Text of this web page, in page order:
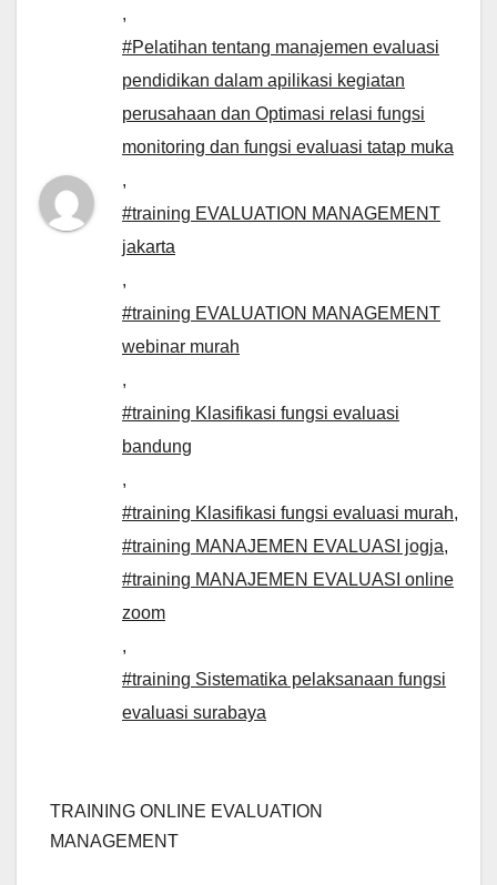
,
#Pelatihan tentang manajemen evaluasi
pendidikan dalam apilikasi kegiatan
perusahaan dan Optimasi relasi fungsi
monitoring dan fungsi evaluasi tatap muka
,
#training EVALUATION MANAGEMENT
jakarta
,
#training EVALUATION MANAGEMENT
webinar murah
,
#training Klasifikasi fungsi evaluasi
bandung
,
#training Klasifikasi fungsi evaluasi murah,
#training MANAJEMEN EVALUASI jogja,
#training MANAJEMEN EVALUASI online
zoom
,
#training Sistematika pelaksanaan fungsi
evaluasi surabaya
TRAINING ONLINE EVALUATION
MANAGEMENT